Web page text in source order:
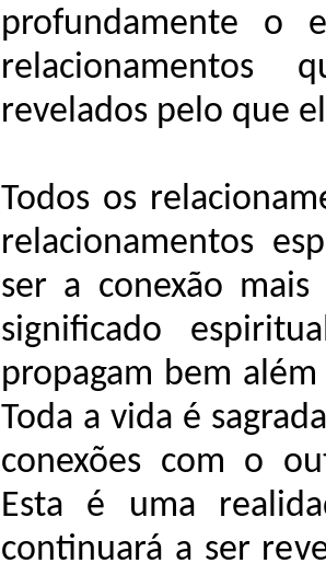
profundamente o
relacionamentos
revelados pelo que
Todos os
relacionamentos
ser a conexão
significado
propagam bem
Toda a vida é
conexões com o
Esta é uma
continuará a ser